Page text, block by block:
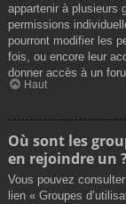
appartenir à plusieurs
permissions
pourront modifier les
fois, ou encore leur
donner accès à un
Haut
Où sont les
en rejoindre un
Vous pouvez
lien « Groupes